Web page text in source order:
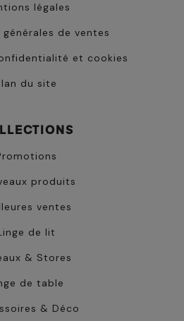
légales
de ventes
et cookies
du site
produits
ventes
de lit
& Stores
de table
& Déco